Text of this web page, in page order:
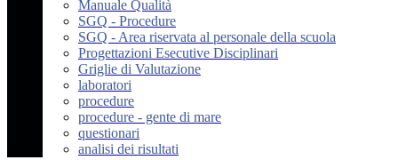
Manuale Qualità
SGQ - Procedure
SGQ - Area riservata al personale della scuola
Progettazioni Esecutive Disciplinari
Griglie di Valutazione
laboratori
procedure
procedure - gente di mare
questionari
analisi dei risultati